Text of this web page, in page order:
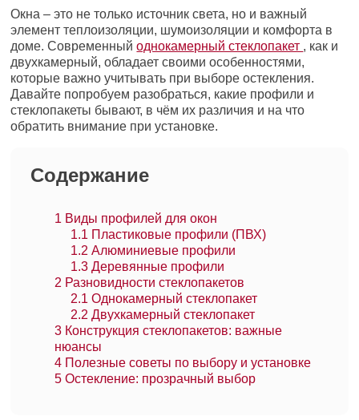
Окна – это не только источник света, но и важный
элемент теплоизоляции, шумоизоляции и комфорта в
доме. Современныйоднокамерный стеклопакет , как и
двухкамерный, обладает своими особенностями,
которые важно учитывать при выборе остекления.
Давайте попробуем разобраться, какие профили и
стеклопакеты бывают, в чём их различия и на что
обратить внимание при установке.
Содержание
1 Виды профилей для окон
1.1 Пластиковые профили (ПВХ)
1.2 Алюминиевые профили
1.3 Деревянные профили
2 Разновидности стеклопакетов
2.1 Однокамерный стеклопакет
2.2 Двухкамерный стеклопакет
3 Конструкция стеклопакетов: важные
нюансы
4 Полезные советы по выбору и установке
5 Остекление: прозрачный выбор